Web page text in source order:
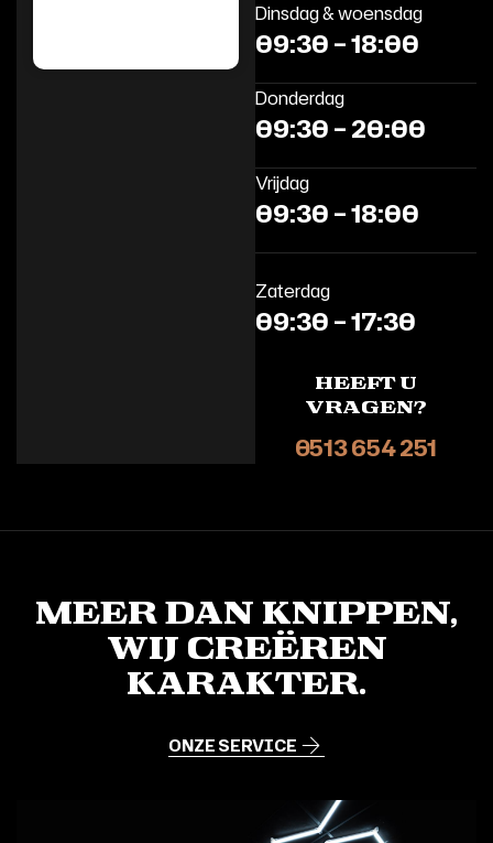
Dinsdag & woensdag
09:30 – 18:00
Donderdag
09:30 – 20:00
Vrijdag
09:30 – 18:00
Zaterdag
09:30 – 17:30
heeft u
vragen?
0513 654 251
Meer dan knippen,
Wij creëren
karakter.
ONZE SERVICE